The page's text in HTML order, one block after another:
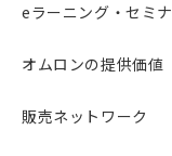
eラーニング・セミナ
オムロンの提供価値
販売ネットワーク